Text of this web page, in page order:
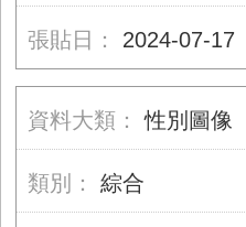
2024-07-17
性別圖像
綜合